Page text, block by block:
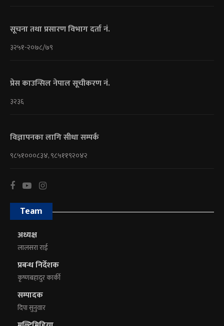
सूचना तथा प्रसारण विभाग दर्ता नं.
३२५१-२०७८/७९
प्रेस काउन्सिल नेपाल सूचीकरण नं.
३२३६
विज्ञापनका लागि सीधा सम्पर्क
९८५१०००८३४, ९८५११९२०४२
Team
अध्यक्ष
लालसरा राई
प्रबन्ध निर्देशक
कृष्णबहादुर कार्की
सम्पादक
दिपा सुनुवार